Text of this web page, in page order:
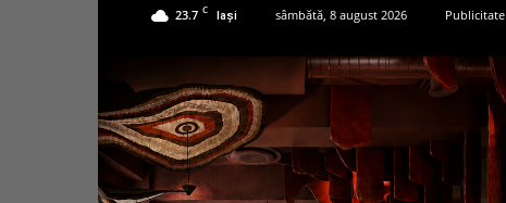
23.7 C Iași sâmbătă, 8 august 2026 Publicitate